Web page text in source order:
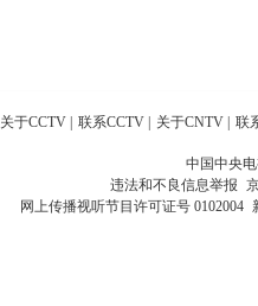
关于CCTV 联系CCTV 关于CNTV 联
中国中央
违法和不良信息举报
网上传播视听节目许可证号 0102004